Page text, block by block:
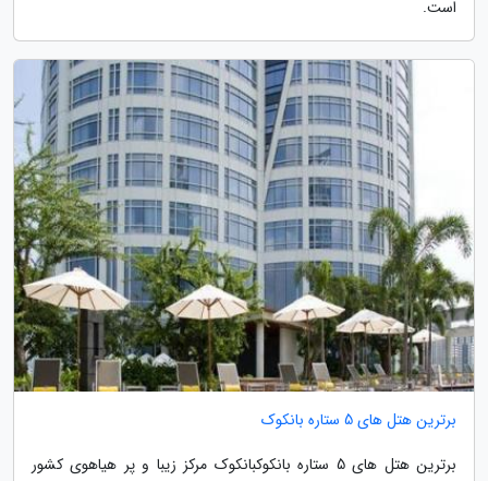
است.
برترین هتل های 5 ستاره بانکوک
برترین هتل های 5 ستاره بانکوکبانکوک مرکز زیبا و پر هیاهوی کشور